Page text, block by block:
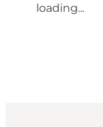
loading...